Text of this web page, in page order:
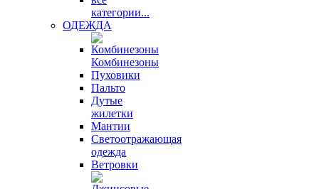
категории...
ОДЕЖДА
Комбинезоны
Пуховики
Пальто
Дутые
жилетки
Мантии
Светоотражающая
одежда
Ветровки